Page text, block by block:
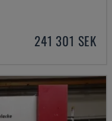
241 301 SEK